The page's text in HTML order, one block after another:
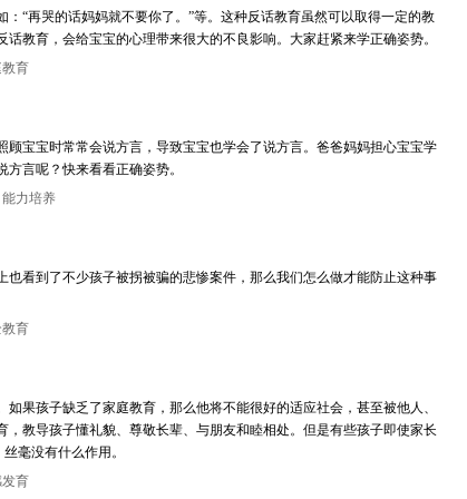
“再哭的话妈妈就不要你了。”等。这种反话教育虽然可以取得一定的教
教育，会给宝宝的心理带来很大的不良影响。大家赶紧来学正确姿势。
教育
宝宝时常常会说方言，导致宝宝也学会了说方言。爸爸妈妈担心宝宝学
言呢？快来看看正确姿势。
能力培养
看到了不少孩子被拐被骗的悲惨案件，那么我们怎么做才能防止这种事
教育
果孩子缺乏了家庭教育，那么他将不能很好的适应社会，甚至被他人、
教导孩子懂礼貌、尊敬长辈、与朋友和睦相处。但是有些孩子即使家长
毫没有什么作用。
发育